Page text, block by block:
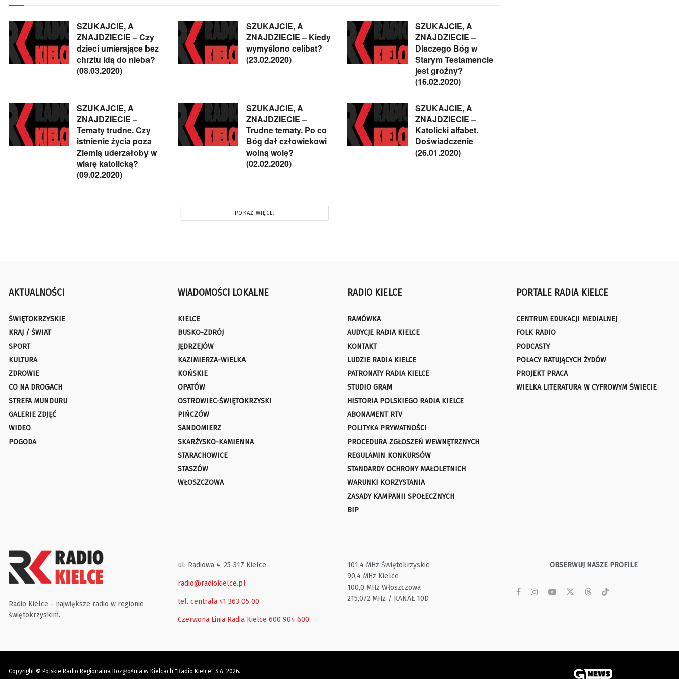
SZUKAJCIE, A
ZNAJDZIECIE – Czy
dzieci umierające bez
chrztu idą do nieba?
(08.03.2020)
SZUKAJCIE, A
ZNAJDZIECIE – Kiedy
wymyślono celibat?
(23.02.2020)
SZUKAJCIE, A
ZNAJDZIECIE –
Dlaczego Bóg w
Starym Testamencie
jest groźny?
(16.02.2020)
SZUKAJCIE, A
ZNAJDZIECIE –
Tematy trudne. Czy
istnienie życia poza
Ziemią uderzałoby w
wiarę katolicką?
(09.02.2020)
SZUKAJCIE, A
ZNAJDZIECIE –
Trudne tematy. Po co
Bóg dał człowiekowi
wolną wolę?
(02.02.2020)
SZUKAJCIE, A
ZNAJDZIECIE –
Katolicki alfabet.
Doświadczenie
(26.01.2020)
POKAŻ WIĘCEJ
AKTUALNOŚCI
ŚWIĘTOKRZYSKIE
KRAJ / ŚWIAT
SPORT
KULTURA
ZDROWIE
CO NA DROGACH
STREFA MUNDURU
GALERIE ZDJĘĆ
WIDEO
POGODA
WIADOMOŚCI LOKALNE
KIELCE
BUSKO-ZDRÓJ
JĘDRZEJÓW
KAZIMIERZA-WIELKA
KOŃSKIE
OPATÓW
OSTROWIEC-ŚWIĘTOKRZYSKI
PIŃCZÓW
SANDOMIERZ
SKARŻYSKO-KAMIENNA
STARACHOWICE
STASZÓW
WŁOSZCZOWA
RADIO KIELCE
RAMÓWKA
AUDYCJE RADIA KIELCE
KONTAKT
LUDZIE RADIA KIELCE
PATRONATY RADIA KIELCE
STUDIO GRAM
HISTORIA POLSKIEGO RADIA KIELCE
ABONAMENT RTV
POLITYKA PRYWATNOŚCI
PROCEDURA ZGŁOSZEŃ WEWNĘTRZNYCH
REGULAMIN KONKURSÓW
STANDARDY OCHRONY MAŁOLETNICH
WARUNKI KORZYSTANIA
ZASADY KAMPANII SPOŁECZNYCH
BIP
PORTALE RADIA KIELCE
CENTRUM EDUKACJI MEDIALNEJ
FOLK RADIO
PODCASTY
POLACY RATUJĄCYCH ŻYDÓW
PROJEKT PRACA
WIELKA LITERATURA W CYFROWYM ŚWIECIE
Radio Kielce - największe radio w regionie
świętokrzyskim.
ul. Radiowa 4, 25-317 Kielce
radio@radiokielce.pl
tel. centrala 41 363 05 00
Czerwona Linia Radia Kielce 600 904 600
101,4 MHz Świętokrzyskie
90,4 MHz Kielce
100,0 MHz Włoszczowa
215,072 MHz / KANAŁ 10D
OBSERWUJ NASZE PROFILE
Copyright © Polskie Radio Regionalna Rozgłośnia w Kielcach "Radio Kielce" S.A. 2026.